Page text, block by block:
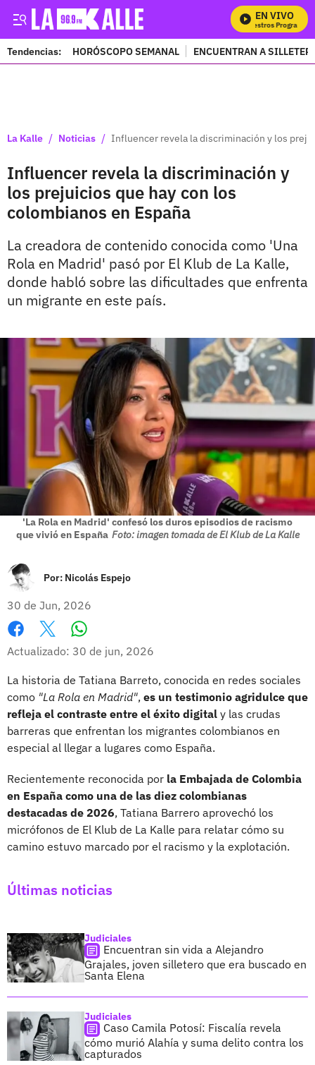
EN VIVO
Mira Todos Nuestros Programas
Tendencias: HORÓSCOPO SEMANAL ENCUENTRAN A
La Kalle / Noticias / Influencer revela la discriminación y los
Influencer revela la discriminación y
los prejuicios que hay con los
colombianos en España
La creadora de contenido conocida como 'Una
Rola en Madrid' pasó por El Klub de La Kalle,
donde habló sobre las dificultades que enfrenta
un migrante en este país.
'La Rola en Madrid' confesó los duros episodios de racismo
que vivió en España Foto: imagen tomada de El Klub de La Kalle
Por: Nicolás Espejo
30 de Jun, 2026
Facebook
X
Actualizado: 30 de jun, 2026
La historia de Tatiana Barreto, conocida en redes sociales
como "La Rola en Madrid", es un testimonio agridulce que
refleja el contraste entre el éxito digital y las crudas
barreras que enfrentan los migrantes colombianos en
especial al llegar a lugares como España.
Recientemente reconocida por la Embajada de Colombia
en España como una de las diez colombianas
destacadas de 2026, Tatiana Barrero aprovechó los
micrófonos de El Klub de La Kalle para relatar cómo su
camino estuvo marcado por el racismo y la explotación.
Últimas noticias
Judiciales
Encuentran sin vida a Alejandro
Grajales, joven silletero que era buscado en
Santa Elena
Judiciales
Caso Camila Potosí: Fiscalía revela
cómo murió Alahía y suma delito contra los
capturados